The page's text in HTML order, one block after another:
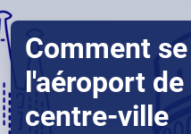
Comment
l'aéroport
centre-ville